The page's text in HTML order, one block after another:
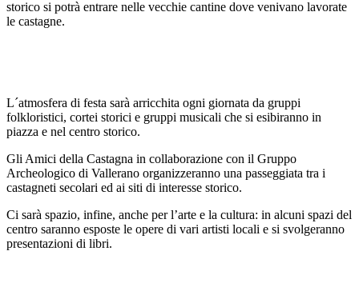
storico si potrà entrare nelle vecchie cantine dove venivano lavorate
le castagne.
L´atmosfera di festa sarà arricchita ogni giornata da gruppi
folkloristici, cortei storici e gruppi musicali che si esibiranno in
piazza e nel centro storico.
Gli Amici della Castagna in collaborazione con il Gruppo
Archeologico di Vallerano organizzeranno una passeggiata tra i
castagneti secolari ed ai siti di interesse storico.
Ci sarà spazio, infine, anche per l’arte e la cultura: in alcuni spazi del
centro saranno esposte le opere di vari artisti locali e si svolgeranno
presentazioni di libri.